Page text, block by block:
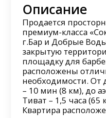
Описание
Продается
премиум-класса
г.Бар и Добрые
закрытую
площадку для
расположены
необходимости. От
– 10 мин (8 км), до
Тиват – 1,5 часа
Квартира